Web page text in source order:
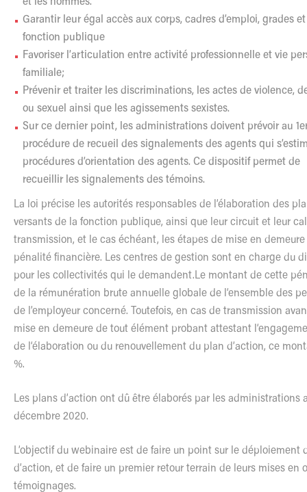
Garantir leur égal accès aux corps, cadres d’emploi, grades
fonction publique
Favoriser ’articulation entre activité professionnelle et vie
familiale;
Prévenir et traiter les discriminations, les actes de violence,
ou sexuel ainsi que les agissements sexistes.
Sur ce dernier point, les administrations doivent prévoir au
procédure de recueil des signalements des agents qui
procédures d’orientation des agents. Ce dispositif permet de
recueillir les signalements des témoins.
La loi précise les autorités responsables de ’élaboration des
versants de la fonction publique, ainsi que leur circuit et leur
transmission, et le cas échéant, les étapes de mise en
pénalité financière. Les centres de gestion sont en charge du
pour les collectivités qui le demandent.Le montant de cette
de la rémunération brute annuelle globale de ‘ensemble des
de ’employeur concerné. Toutefois, en cas de transmission
mise en demeure de tout é ément probant attestant
de ‘élaboration ou du renouvellement du plan d’action, ce
%.
Les plans d’action ont dû être élaborés par les administrations
décembre 2020.
L’objectif du webinaire est de faire un point sur le déploiement
d’action, et de faire un premier retour terrain de leurs mises en
témoignages.